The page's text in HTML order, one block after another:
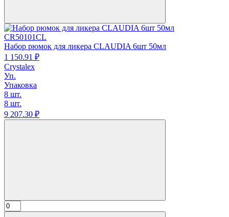
CR50101CL
Набор рюмок для ликера CLAUDIA 6шт 50мл
1 150.91 ₽
Crystalex
Уп.
Упаковка
8 шт.
8 шт.
9 207.30 ₽